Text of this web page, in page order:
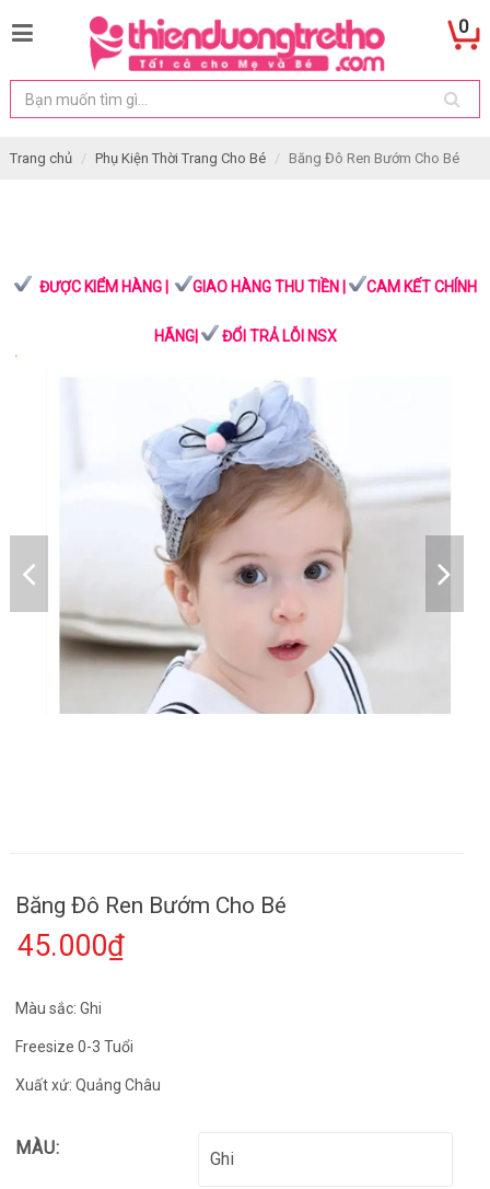
0
Trang chủ Phụ Kiện Thời Trang Cho Bé Băng Đô Ren Bướm Cho Bé
ĐƯỢC KIỂM HÀNG | GIAO HÀNG THU TIỀN | CAM KẾT CHÍNH
HÃNG| ĐỔI TRẢ LỖI NSX
Băng Đô Ren Bướm Cho Bé
45.000₫
Màu sắc: Ghi
Freesize 0-3 Tuổi
Xuất xứ: Quảng Châu
MÀU: